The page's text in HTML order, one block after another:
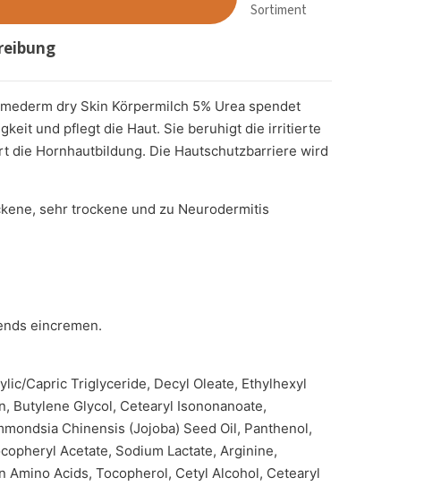
Sortiment
dry Skin Körpermilch 5% Urea spendet
und pflegt die Haut. Sie beruhigt die irritierte
die Hornhautbildung. Die Hautschutzbarriere wird
sehr trockene und zu Neurodermitis
eincremen.
Capric Triglyceride, Decyl Oleate, Ethylhexyl
Butylene Glycol, Cetearyl Isononanoate,
Chinensis (Jojoba) Seed Oil, Panthenol,
Acetate, Sodium Lactate, Arginine,
Amino Acids, Tocopherol, Cetyl Alcohol, Cetearyl